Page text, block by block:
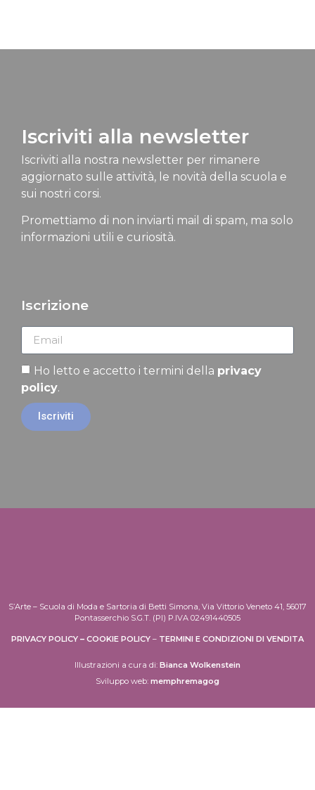
Iscriviti alla newsletter
Iscriviti alla nostra newsletter per rimanere
aggiornato sulle attività, le novità della scuola e
sui nostri corsi.
Promettiamo di non inviarti mail di spam, ma solo
informazioni utili e curiosità.
Iscrizione
Ho letto e accetto i termini della privacy
policy.
Iscriviti
S’Arte – Scuola di Moda e Sartoria di Betti Simona, Via Vittorio Veneto 41, 56017
Pontasserchio S.G.T. (PI) P.IVA 02491440505
PRIVACY POLICY – COOKIE POLICY – TERMINI E CONDIZIONI DI VENDITA
Illustrazioni a cura di: Bianca Wolkenstein
Sviluppo web: memphremagog